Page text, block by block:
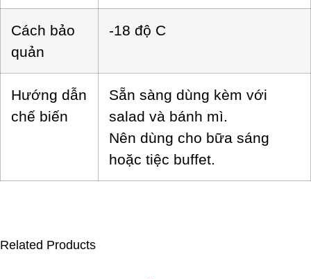
Cách bảo
quản
-18 độ C
Hướng dẫn
chế biến
Sẵn sàng dùng kèm với
salad và bánh mì.
Nên dùng cho bữa sáng
hoặc tiệc buffet.
Related Products